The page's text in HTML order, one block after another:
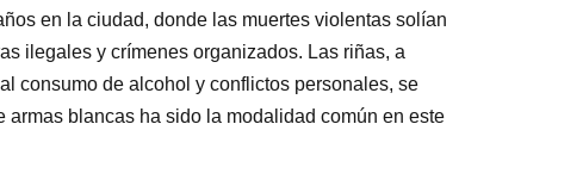
en la ciudad, donde las muertes violentas solían
ilegales y crímenes organizados. Las riñas, a
consumo de alcohol y conflictos personales, se
blancas ha sido la modalidad común en este